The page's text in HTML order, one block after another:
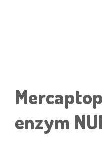
enzym